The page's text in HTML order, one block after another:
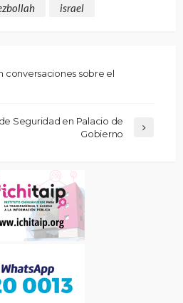
israel
conversaciones sobre el
Seguridad en Palacio de
Gobierno